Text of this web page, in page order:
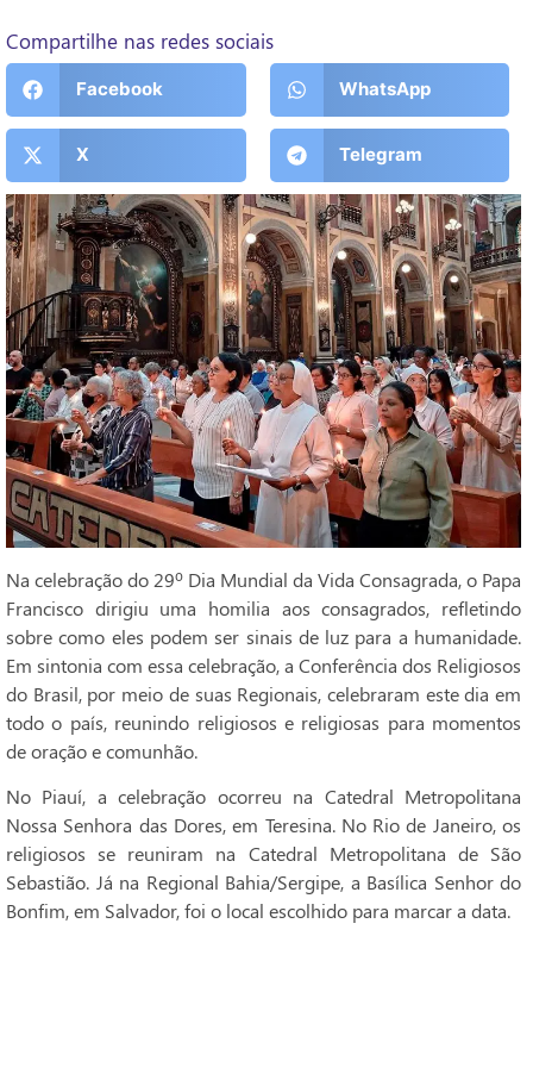
Compartilhe nas redes sociais
Facebook WhatsApp
X Telegram
Na celebração do 29º Dia Mundial da Vida Consagrada, o Papa
Francisco dirigiu uma homilia aos consagrados, refletindo
sobre como eles podem ser sinais de luz para a humanidade.
Em sintonia com essa celebração, a Conferência dos Religiosos
do Brasil, por meio de suas Regionais, celebraram este dia em
todo o país, reunindo religiosos e religiosas para momentos
de oração e comunhão.
No Piauí, a celebração ocorreu na Catedral Metropolitana
Nossa Senhora das Dores, em Teresina. No Rio de Janeiro, os
religiosos se reuniram na Catedral Metropolitana de São
Sebastião. Já na Regional Bahia/Sergipe, a Basílica Senhor do
Bonfim, em Salvador, foi o local escolhido para marcar a data.